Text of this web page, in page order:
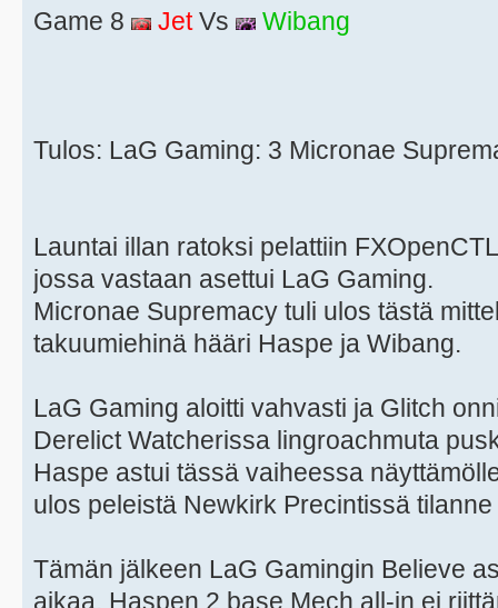
Game 8 JetVs Wibang
Tulos: LaG Gaming: 3 Micronae
Launtai illan ratoksi pelattiin
jossa vastaan asettui LaG Gaming.
Micronae Supremacy tuli ulos tästä
takuumiehinä hääri Haspe ja Wibang.
LaG Gaming aloitti vahvasti ja Glitch
Derelict Watcherissa lingroachmuta
Haspe astui tässä vaiheessa
ulos peleistä Newkirk Precintissä
Tämän jälkeen LaG Gamingin Believe
aikaa, Haspen 2 base Mech all-in ei